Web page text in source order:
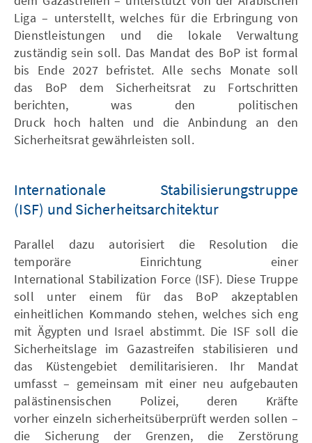
Liga – unterstellt, welches für die Erbringung von
Dienstleistungen und die lokale Verwaltung
zuständig sein soll. Das Mandat des BoP ist formal
bis Ende 2027 befristet. Alle sechs Monate soll
das BoP dem Sicherheitsrat zu Fortschritten
berichten, was den politischen
Druck hoch halten und die Anbindung an den
Sicherheitsrat gewährleisten soll.
Internationale Stabilisierungstruppe
(ISF) und Sicherheitsarchitektur
Parallel dazu autorisiert die Resolution die
temporäre Einrichtung einer
International Stabilization Force (ISF). Diese Truppe
soll unter einem für das BoP akzeptablen
einheitlichen Kommando stehen, welches sich eng
mit Ägypten und Israel abstimmt. Die ISF soll die
Sicherheitslage im Gazastreifen stabilisieren und
das Küstengebiet demilitarisieren. Ihr Mandat
umfasst – gemeinsam mit einer neu aufgebauten
palästinensischen Polizei, deren Kräfte
vorher einzeln sicherheitsüberprüft werden sollen –
die Sicherung der Grenzen, die Zerstörung